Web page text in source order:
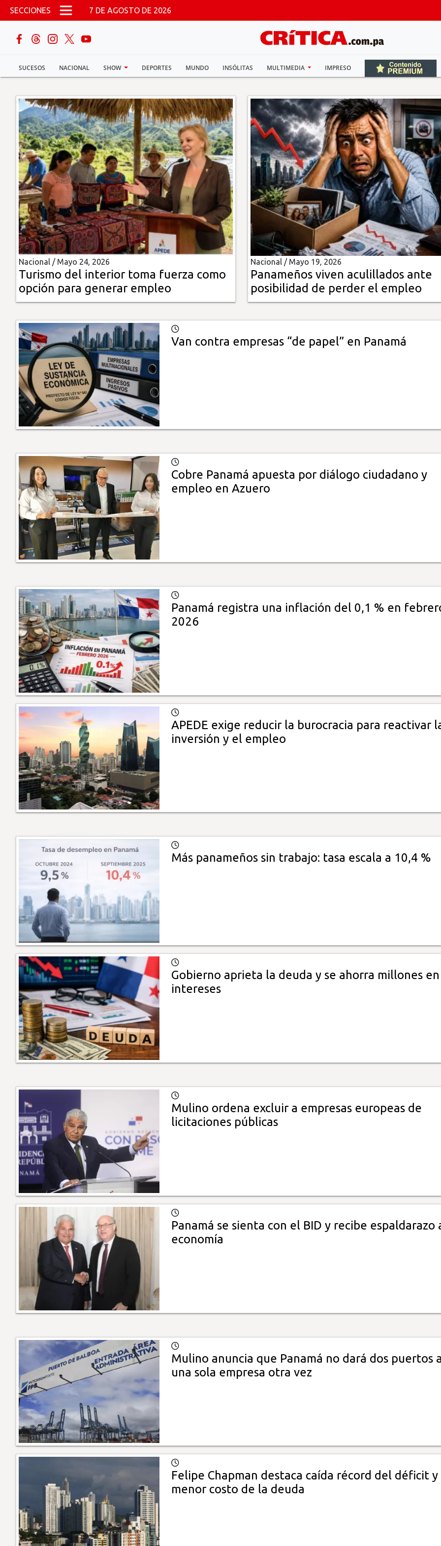
Pasar al contenido principal
SECCIONES 7 DE AGOSTO DE 2026
SUCESOS NACIONAL SHOW DEPORTES MUNDO INSÓLITAS MULTIMEDIA IMPRESO
buscar
Sucesos
Nacional
Política
Show
Deportes
Mundo
Insólitas
Multimedia
Impreso
Nacional / Mayo 24, 2026
Turismo del interior toma fuerza como
opción para generar empleo
Nacional / Mayo 19, 2026
Panameños viven aculillados ante
posibilidad de perder el empleo
Van contra empresas “de papel” en Panamá
Cobre Panamá apuesta por diálogo ciudadano y
empleo en Azuero
Panamá registra una inflación del 0,1 % en
2026
APEDE exige reducir la burocracia para reactivar
inversión y el empleo
Más panameños sin trabajo: tasa escala a 10,4 %
Gobierno aprieta la deuda y se ahorra millones en
intereses
Mulino ordena excluir a empresas europeas de
licitaciones públicas
Panamá se sienta con el BID y recibe espaldarazo
economía
Mulino anuncia que Panamá no dará dos puertos
una sola empresa otra vez
Felipe Chapman destaca caída récord del déficit y
menor costo de la deuda